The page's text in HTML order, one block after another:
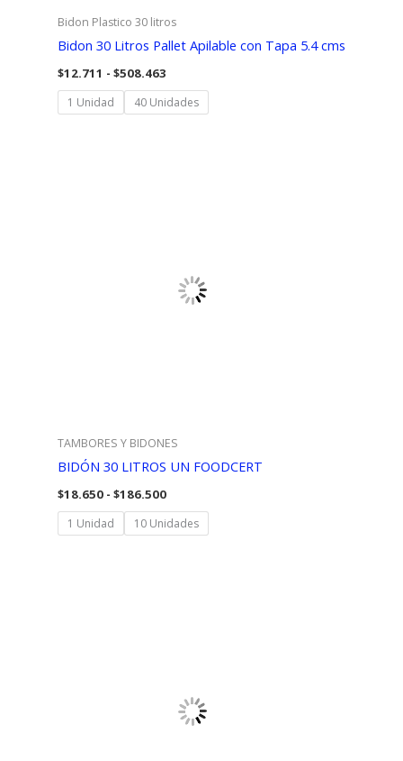
Bidon Plastico 30 litros
Bidon 30 Litros Pallet Apilable con Tapa 5.4 cms
$12.711 - $508.463Rango
precios:
desde
1 Unidad 40 Unidades
TAMBORES Y BIDONES
BIDÓN 30 LITROS UN FOODCERT
$18.650 - $186.500Rango
precios:
desde
1 Unidad 10 Unidades